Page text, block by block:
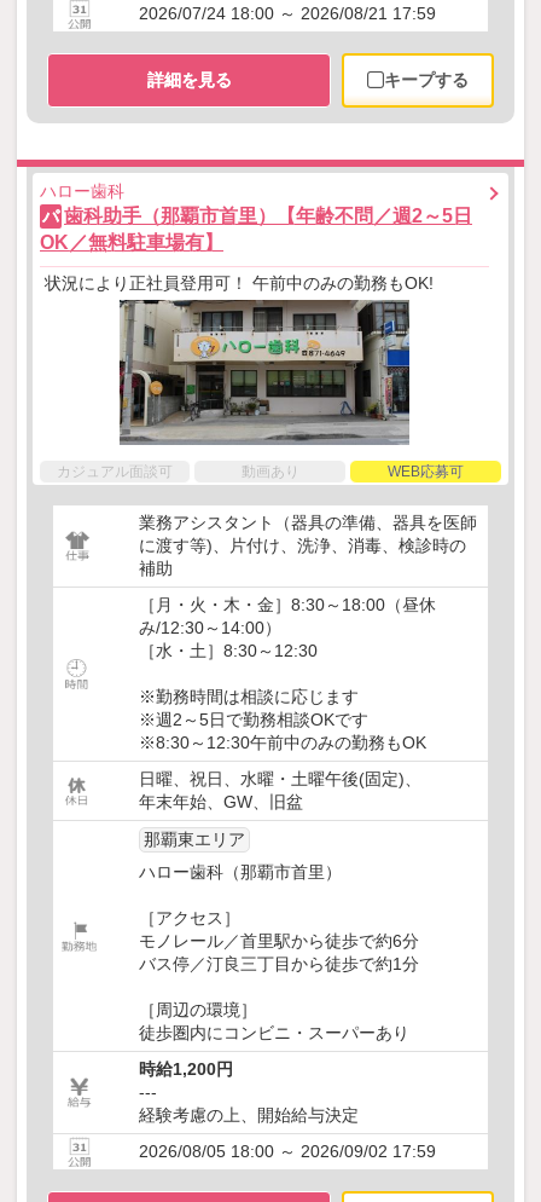
2026/07/24 18:00 ～ 2026/08/21 17:59
詳細を見る キープする
ハロー歯科
パ 歯科助手（那覇市首里）【年齢不問／週2～5日
OK／無料駐車場有】
状況により正社員登用可！ 午前中のみの勤務もOK!
カジュアル面談可 動画あり WEB応募可
業務アシスタント（器具の準備、器具を医師
に渡す等)、片付け、洗浄、消毒、検診時の
補助
［月・火・木・金］8:30～18:00（昼休
み/12:30～14:00）
［水・土］8:30～12:30
※勤務時間は相談に応じます
※週2～5日で勤務相談OKです
※8:30～12:30午前中のみの勤務もOK
日曜、祝日、水曜・土曜午後(固定)、
年末年始、GW、旧盆
那覇東エリア
ハロー歯科（那覇市首里）
［アクセス］
モノレール／首里駅から徒歩で約6分
バス停／汀良三丁目から徒歩で約1分
［周辺の環境］
徒歩圏内にコンビニ・スーパーあり
時給1,200円
---
経験考慮の上、開始給与決定
2026/08/05 18:00 ～ 2026/09/02 17:59